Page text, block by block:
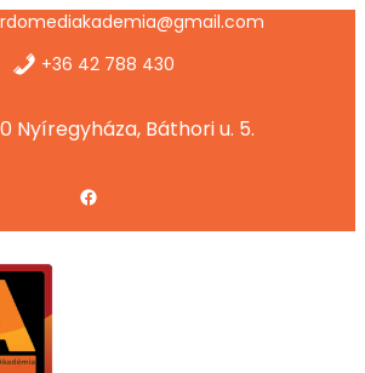
+36 42 788 430
Nyíregyháza, Báthori u. 5.
Facebook